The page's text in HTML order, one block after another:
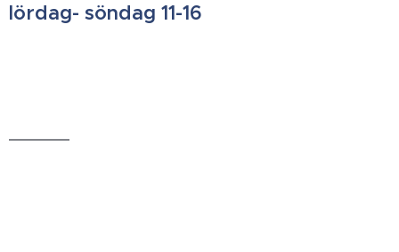
lördag- söndag 11-16